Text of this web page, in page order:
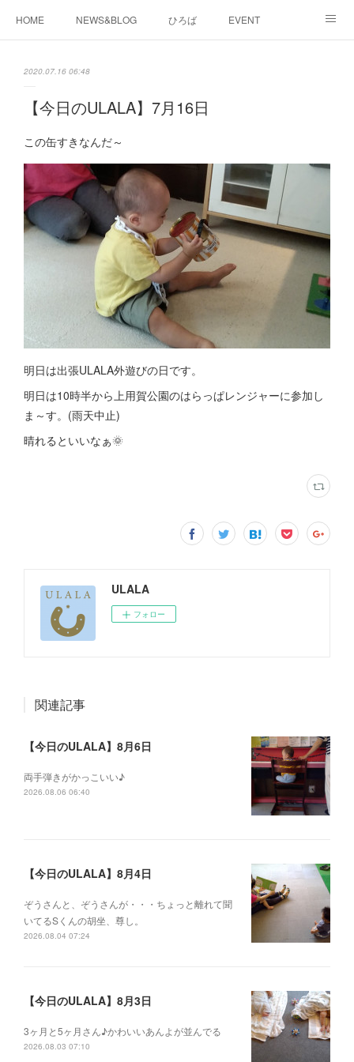
HOME NEWS&BLOG ひろば EVENT
2020.07.16 06:48
【今日のULALA】7月16日
この缶すきなんだ～
明日は出張ULALA外遊びの日です。
明日は10時半から上用賀公園のはらっぱレンジャーに参加し
ま～す。(雨天中止)
晴れるといいなぁ🌞
ULALA
フォロー
関連記事
【今日のULALA】8月6日
両手弾きがかっこいい♪
2026.08.06 06:40
【今日のULALA】8月4日
ぞうさんと、ぞうさんが・・・ちょっと離れて聞
いてるSくんの胡坐、尊し。
2026.08.04 07:24
【今日のULALA】8月3日
3ヶ月と5ヶ月さん♪かわいいあんよが並んでる
2026.08.03 07:10